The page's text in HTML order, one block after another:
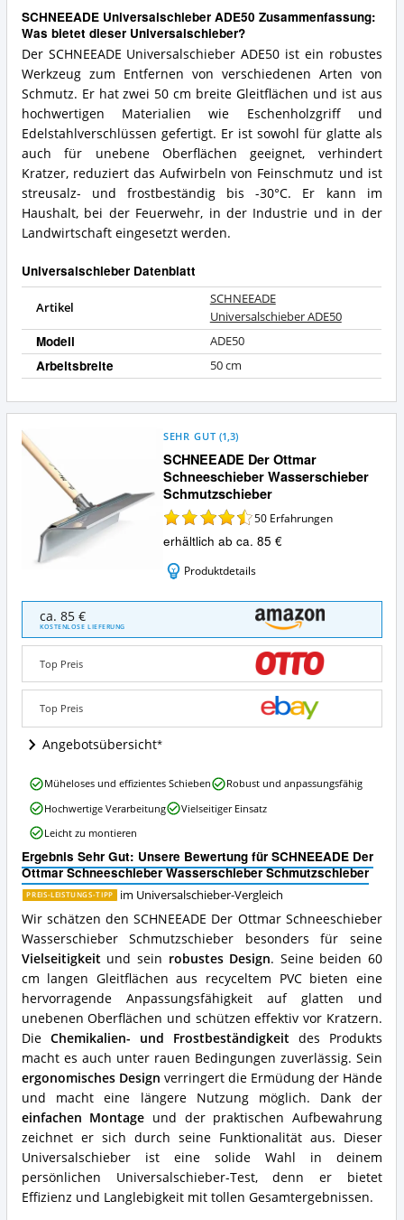
SCHNEEADE Universalschieber ADE50 Zusammenfassung:
Was bietet dieser Universalschieber?
Der SCHNEEADE Universalschieber ADE50 ist ein robustes
Werkzeug zum Entfernen von verschiedenen Arten von
Schmutz. Er hat zwei 50 cm breite Gleitflächen und ist aus
hochwertigen Materialien wie Eschenholzgriff und
Edelstahlverschlüssen gefertigt. Er ist sowohl für glatte als
auch für unebene Oberflächen geeignet, verhindert
Kratzer, reduziert das Aufwirbeln von Feinschmutz und ist
streusalz- und frostbeständig bis -30°C. Er kann im
Haushalt, bei der Feuerwehr, in der Industrie und in der
Landwirtschaft eingesetzt werden.
Universalschieber Datenblatt
Artikel
SCHNEEADE
Universalschieber ADE50
Modell ADE50
Arbeitsbreite 50 cm
SCHNEEADE Der Ottmar
Schneeschieber Wasserschieber
Schmutzschieber
SEHR GUT (1,3)
50 Erfahrungen
erhältlich ab ca. 85 €
Produktdetails
SCHNEEADE
Der
Ottmar
Schneeschieber
Wasserschieber
Schmutzschieber
Angebote:
Wo
ist
dieser
erhältlich?
ca. 85 €
KOSTENLOSE LIEFERUNG
Top Preis
Top Preis
Angebotsübersicht
Ergebnis Sehr Gut: Unsere Bewertung für SCHNEEADE Der
Ottmar Schneeschieber Wasserschieber Schmutzschieber
PREIS-LEISTUNGS-TIPP im Universalschieber-Vergleich
Wir schätzen den SCHNEEADE Der Ottmar Schneeschieber
Wasserschieber Schmutzschieber besonders für seine
Vielseitigkeitund sein robustes Design. Seine beiden 60
cm langen Gleitflächen aus recyceltem PVC bieten eine
hervorragende Anpassungsfähigkeit auf glatten und
unebenen Oberflächen und schützen effektiv vor Kratzern.
Die Chemikalien- und Frostbeständigkeitdes Produkts
macht es auch unter rauen Bedingungen zuverlässig. Sein
ergonomisches Design verringert die Ermüdung der Hände
und macht eine längere Nutzung möglich. Dank der
einfachen Montage und der praktischen Aufbewahrung
zeichnet er sich durch seine Funktionalität aus. Dieser
Universalschieber ist eine solide Wahl in deinem
persönlichen Universalschieber-Test, denn er bietet
Effizienz und Langlebigkeit mit tollen Gesamtergebnissen.
SCHNEEADE
Der
Ottmar
Schneeschieber
Wasserschieber
Schmutzschieber
Vorteile:
Was
spricht
für
diesen
Universalschieber?
Müheloses und effizientes Schieben
Robust und anpassungsfähig
Hochwertige Verarbeitung
Vielseitiger Einsatz
Leicht zu montieren